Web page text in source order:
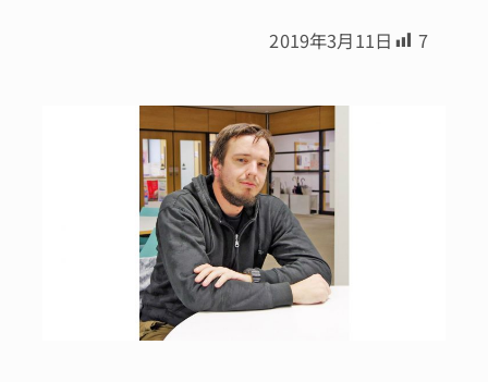
2019年3月11日 7